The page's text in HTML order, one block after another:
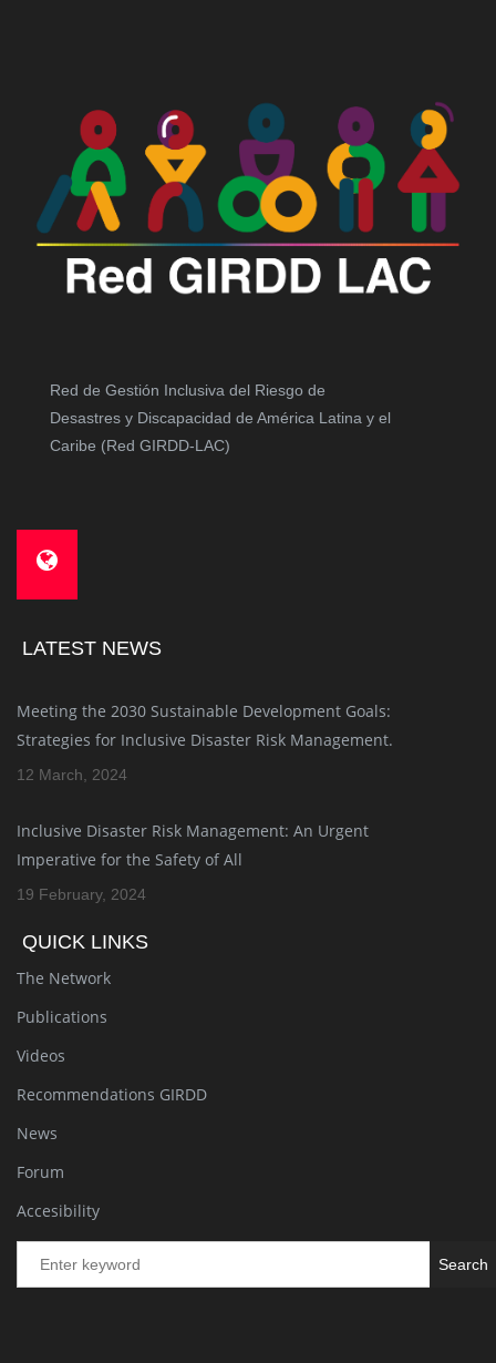
Red de Gestión Inclusiva del Riesgo de
Desastres y Discapacidad de América Latina y el
Caribe (Red GIRDD-LAC)
LATEST NEWS
Meeting the 2030 Sustainable Development Goals:
Strategies for Inclusive Disaster Risk Management.
12 March, 2024
Inclusive Disaster Risk Management: An Urgent
Imperative for the Safety of All
19 February, 2024
QUICK LINKS
The Network
Publications
Videos
Recommendations GIRDD
News
Forum
Accesibility